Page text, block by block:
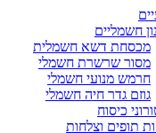
חשמליים
מכסחת דשא חשמלית
מסור שרשרת חשמלי
חרמש מנועי חשמלי
גוזם גדר חיה חשמלי
כיסוח
תופים וצלחות